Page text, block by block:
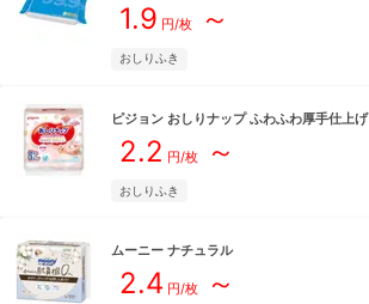
1.9 円/枚～
おしりふき
ピジョン おしりナップ ふわふわ厚手仕上げ
2.2 円/枚～
おしりふき
ムーニー ナチュラル
2.4 円/枚～